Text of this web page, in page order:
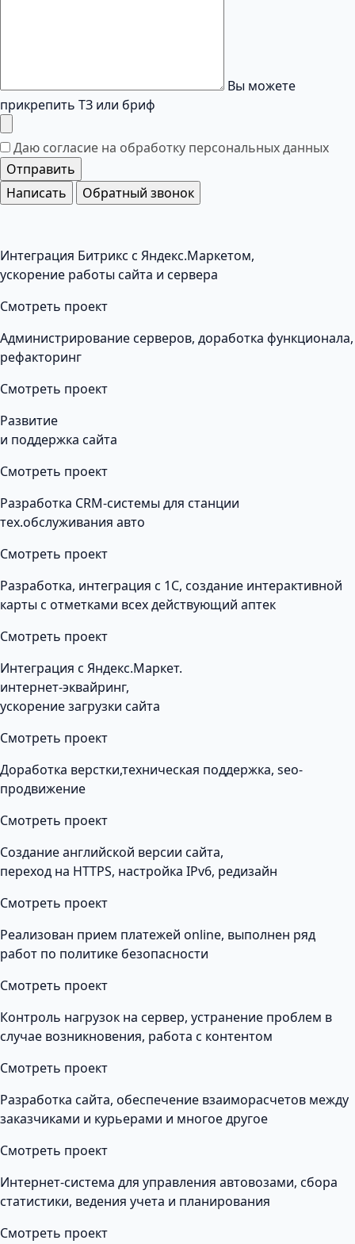
Вы можете
прикрепить ТЗ или бриф
Даю согласие на обработку персональных данных
Отправить
Написать
Обратный звонок
Интеграция Битрикс с Яндекс.Маркетом,
ускорение работы сайта и сервера
Смотреть проект
Администрирование серверов, доработка функционала,
рефакторинг
Смотреть проект
Развитие
и поддержка сайта
Смотреть проект
Разработка CRM-системы для станции
тех.обслуживания авто
Смотреть проект
Разработка, интеграция с 1С, создание интерактивной
карты с отметками всех действующий аптек
Смотреть проект
Интеграция с Яндекс.Маркет.
интернет-эквайринг,
ускорение загрузки сайта
Смотреть проект
Доработка верстки,техническая поддержка, seo-
продвижение
Смотреть проект
Создание английской версии сайта,
переход на HTTPS, настройка IPv6, редизайн
Смотреть проект
Реализован прием платежей online, выполнен ряд
работ по политике безопасности
Смотреть проект
Контроль нагрузок на сервер, устранение проблем в
случае возникновения, работа с контентом
Смотреть проект
Разработка сайта, обеспечение взаиморасчетов между
заказчиками и курьерами и многое другое
Смотреть проект
Интернет-система для управления автовозами, сбора
статистики, ведения учета и планирования
Смотреть проект